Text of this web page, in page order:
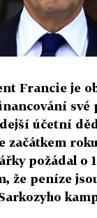
Francie je
své
účetní
začátkem
požádal o
že peníze